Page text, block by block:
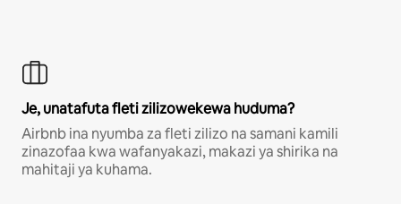
Je, unatafuta fleti zilizowekewa huduma?
Airbnb ina nyumba za fleti zilizo na samani kamili
zinazofaa kwa wafanyakazi, makazi ya shirika na
mahitaji ya kuhama.